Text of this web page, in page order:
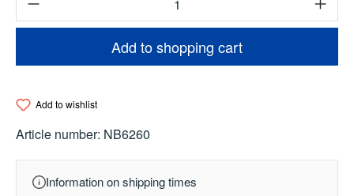
Add to shopping cart
Add to wishlist
Article number: NB6260
Information on shipping times